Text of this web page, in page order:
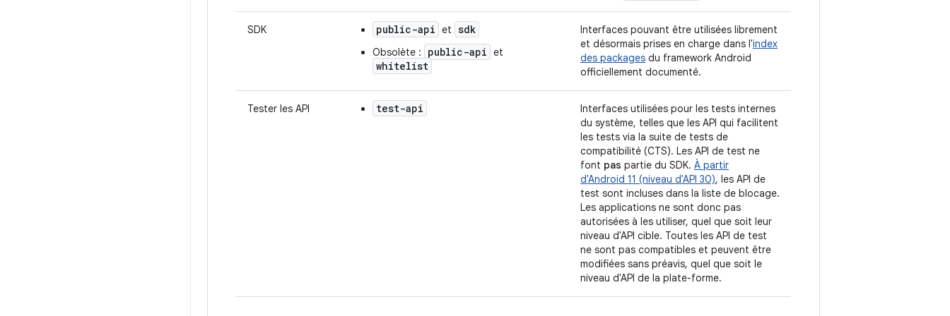
SDK public-api et sdk
Obsolète : public-api et
whitelist
Interfaces pouvant être utilisées librement
et désormais prises en charge dans l'index
des packages du framework Android
officiellement documenté.
Tester les API test-api
Interfaces utilisées pour les tests internes
du système, telles que les API qui facilitent
les tests via la suite de tests de
compatibilité (CTS). Les API de test ne
font pas partie du SDK. À partir
d'Android 11 (niveau d'API 30), les API de
test sont incluses dans la liste de blocage.
Les applications ne sont donc pas
autorisées à les utiliser, quel que soit leur
niveau d'API cible. Toutes les API de test
ne sont pas compatibles et peuvent être
modifiées sans préavis, quel que soit le
niveau d'API de la plate-forme.